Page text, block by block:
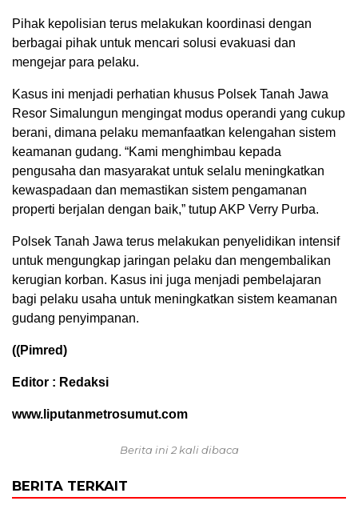
Pihak kepolisian terus melakukan koordinasi dengan
berbagai pihak untuk mencari solusi evakuasi dan
mengejar para pelaku.
Kasus ini menjadi perhatian khusus Polsek Tanah Jawa
Resor Simalungun mengingat modus operandi yang cukup
berani, dimana pelaku memanfaatkan kelengahan sistem
keamanan gudang. “Kami menghimbau kepada
pengusaha dan masyarakat untuk selalu meningkatkan
kewaspadaan dan memastikan sistem pengamanan
properti berjalan dengan baik,” tutup AKP Verry Purba.
Polsek Tanah Jawa terus melakukan penyelidikan intensif
untuk mengungkap jaringan pelaku dan mengembalikan
kerugian korban. Kasus ini juga menjadi pembelajaran
bagi pelaku usaha untuk meningkatkan sistem keamanan
gudang penyimpanan.
((Pimred)
Editor : Redaksi
www.liputanmetrosumut.com
Berita ini 2 kali dibaca
BERITA TERKAIT